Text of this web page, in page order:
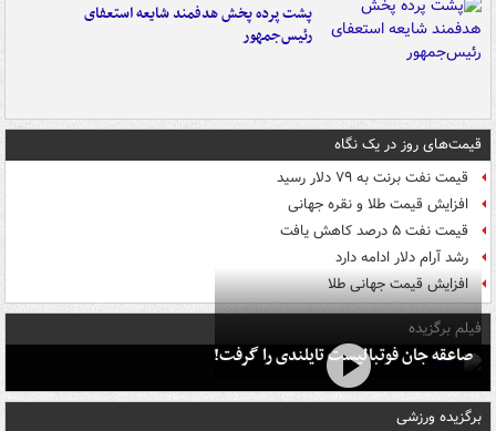
پشت پرده پخش هدفمند شایعه استعفای
رئیس‌جمهور
قیمت‌های روز در یک نگاه
قیمت نفت برنت به ۷۹ دلار رسید
افزایش قیمت طلا و نقره جهانی
قیمت نفت ۵ درصد کاهش یافت
رشد آرام دلار ادامه دارد
افزایش قیمت جهانی طلا
فیلم برگزیده
صاعقه جان فوتبالیست تایلندی را گرفت!
برگزیده ورزشی